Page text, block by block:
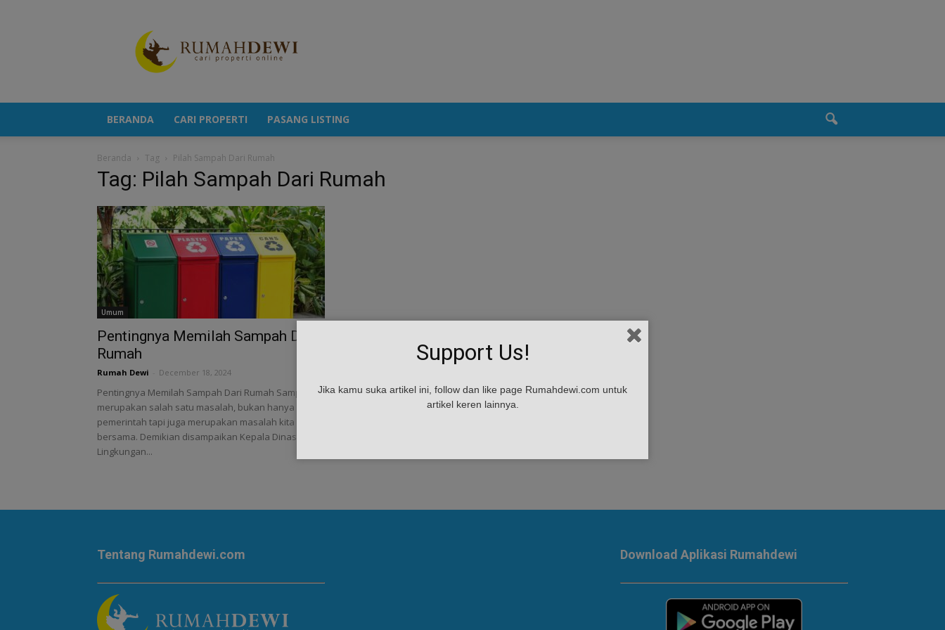
Berita
Properti
Terkini
BERANDA CARI PROPERTI PASANG LISTING
Beranda Tag Pilah Sampah Dari Rumah
Tag: Pilah Sampah Dari Rumah
Umum
Pentingnya Memilah Sampah Dari
Rumah
Rumah Dewi December 18, 2024
Pentingnya Memilah Sampah Dari Rumah Sampah
merupakan salah satu masalah, bukan hanya bagi
pemerintah tapi juga merupakan masalah kita
bersama. Demikian disampaikan Kepala Dinas
Lingkungan...
Tentang Rumahdewi.com Download Aplikasi Rumahdewi
Support Us!
Jika kamu suka artikel ini, follow dan like page Rumahdewi.com untuk
artikel keren lainnya.